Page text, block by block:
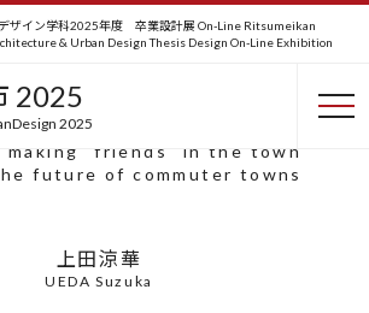
ザイン学科2025年度 卒業設計展 On-Line Ritsumeikan
& Urban Design Thesis Design On-Line Exhibition
2025
2025
点 ~ベッドタウンの​
来を、かく​~
making "friends" in the town
future of commuter towns
上田涼華
UEDA Suzuka